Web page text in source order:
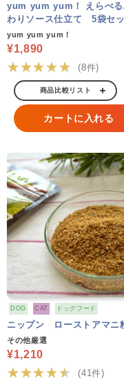
yum yum yum！ えらべる
わりソース仕立て 5袋セ
yum yum yum！
¥1,890
★★★★★ (8件)
商品比較リスト
カートに入れる
DOG CAT ドッグフード
ニップン ローストアマニ
その他厳選
¥1,210
★★★★★ (41件)